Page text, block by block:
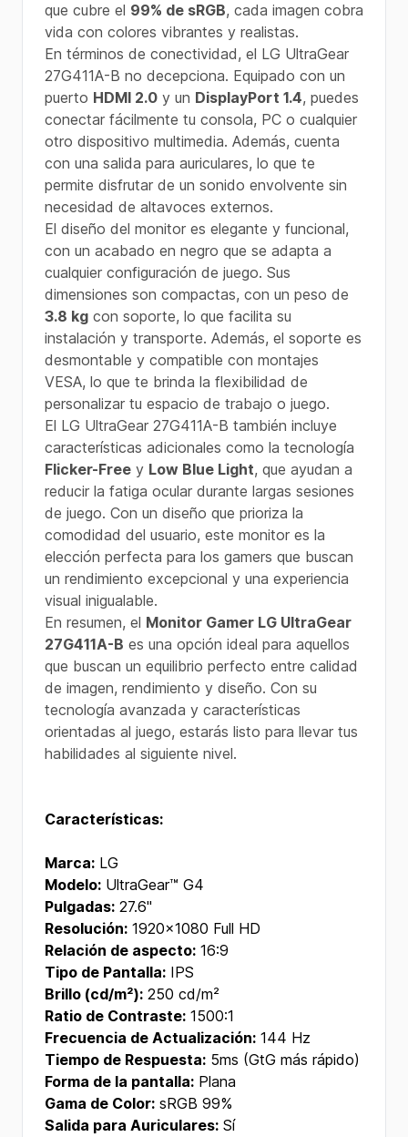
que cubre el 99% de sRGB, cada imagen cobra
vida con colores vibrantes y realistas.
En términos de conectividad, el LG UltraGear
27G411A-B no decepciona. Equipado con un
puerto HDMI 2.0 y un DisplayPort 1.4, puedes
conectar fácilmente tu consola, PC o cualquier
otro dispositivo multimedia. Además, cuenta
con una salida para auriculares, lo que te
permite disfrutar de un sonido envolvente sin
necesidad de altavoces externos.
El diseño del monitor es elegante y funcional,
con un acabado en negro que se adapta a
cualquier configuración de juego. Sus
dimensiones son compactas, con un peso de
3.8 kg con soporte, lo que facilita su
instalación y transporte. Además, el soporte es
desmontable y compatible con montajes
VESA, lo que te brinda la flexibilidad de
personalizar tu espacio de trabajo o juego.
El LG UltraGear 27G411A-B también incluye
características adicionales como la tecnología
Flicker-Free y Low Blue Light, que ayudan a
reducir la fatiga ocular durante largas sesiones
de juego. Con un diseño que prioriza la
comodidad del usuario, este monitor es la
elección perfecta para los gamers que buscan
un rendimiento excepcional y una experiencia
visual inigualable.
En resumen, el Monitor Gamer LG UltraGear
27G411A-B es una opción ideal para aquellos
que buscan un equilibrio perfecto entre calidad
de imagen, rendimiento y diseño. Con su
tecnología avanzada y características
orientadas al juego, estarás listo para llevar tus
habilidades al siguiente nivel.
Características:
Marca: LG
Modelo: UltraGear™ G4
Pulgadas: 27.6"
Resolución: 1920x1080 Full HD
Relación de aspecto: 16:9
Tipo de Pantalla: IPS
Brillo (cd/m²): 250 cd/m²
Ratio de Contraste: 1500:1
Frecuencia de Actualización: 144 Hz
Tiempo de Respuesta: 5ms (GtG más rápido)
Forma de la pantalla: Plana
Gama de Color: sRGB 99%
Salida para Auriculares: Sí